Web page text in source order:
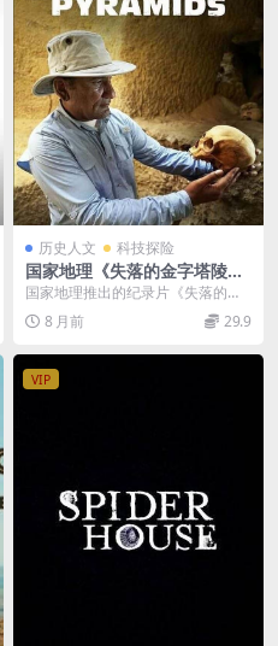
历史人文 科技探险
国家地理《失落的金字塔陵墓
Lost Tombs of the Pyramid
s 2020》英语中英双字 官方纯
净版 1080P/MKV/1.17G 金字
国家地理推出的纪录片《失落的金
字塔陵墓（Lost Tombs of the Py...
8 月前 29.9
VIP